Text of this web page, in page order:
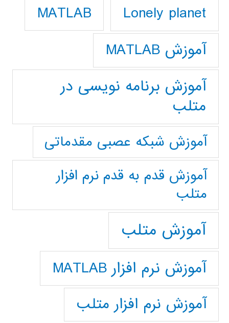
Lonely planet
MATLAB
آموزش MATLAB
آموزش برنامه نویسی در
متلب
آموزش شبکه عصبی مقدماتی
آموزش قدم به قدم نرم افزار
متلب
آموزش متلب
آموزش نرم افزار MATLAB
آموزش نرم افزار متلب